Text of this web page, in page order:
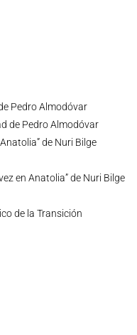
Pedro Almodóvar
de Pedro Almodóvar
de Nuri Bilge
en Anatolia” de Nuri Bilge
de la Transición